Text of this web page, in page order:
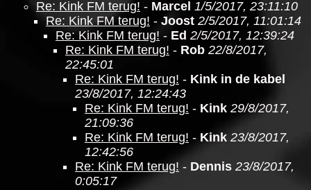
Re: Kink FM terug! - Marcel 1/5/2017, 23:11:10
Re: Kink FM terug! - Joost 2/5/2017, 11:01:14
Re: Kink FM terug! - Ed 2/5/2017, 12:39:24
Re: Kink FM terug! - Rob 22/8/2017,
22:45:01
Re: Kink FM terug! - Kink in de kabel
23/8/2017, 12:24:43
Re: Kink FM terug! - Kink 29/8/2017,
21:09:36
Re: Kink FM terug! - Kink 23/8/2017,
12:42:56
Re: Kink FM terug! - Dennis 23/8/2017,
0:05:17